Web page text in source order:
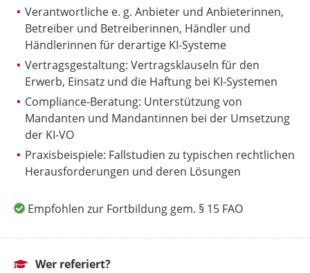
Verantwortliche e. g. Anbieter und Anbieterinnen,
Betreiber und Betreiberinnen, Händler und
Händlerinnen für derartige KI-Systeme
Vertragsgestaltung: Vertragsklauseln für den
Erwerb, Einsatz und die Haftung bei KI-Systemen
Compliance-Beratung: Unterstützung von
Mandanten und Mandantinnen bei der Umsetzung
der KI-VO
Praxisbeispiele: Fallstudien zu typischen rechtlichen
Herausforderungen und deren Lösungen
Empfohlen zur Fortbildung gem. § 15 FAO
Wer referiert?